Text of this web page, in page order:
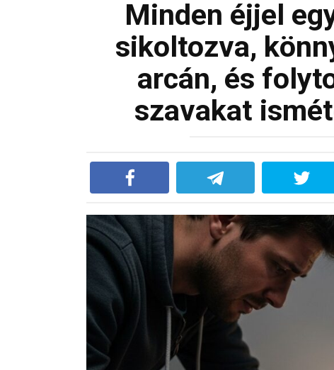
Minden éjjel
sikoltozva,
arcán, és
szavakat